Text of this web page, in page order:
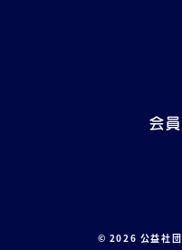
会
© 2026 公益社